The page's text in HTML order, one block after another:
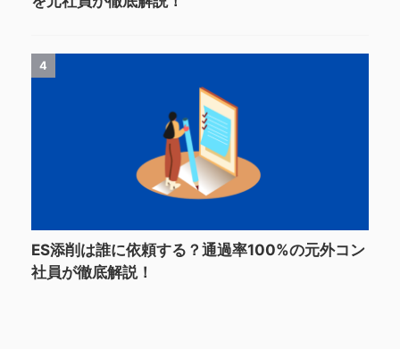
4
ES添削は誰に依頼する？通過率100%の元外コン
社員が徹底解説！